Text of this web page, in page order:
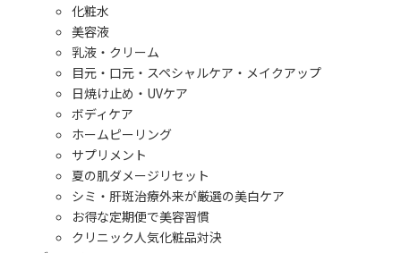
化粧水
美容液
乳液・クリーム
目元・口元・スペシャルケア・メイクアップ
日焼け止め・UVケア
ボディケア
ホームピーリング
サプリメント
夏の肌ダメージリセット
シミ・肝斑治療外来が厳選の美白ケア
お得な定期便で美容習慣
クリニック人気化粧品対決